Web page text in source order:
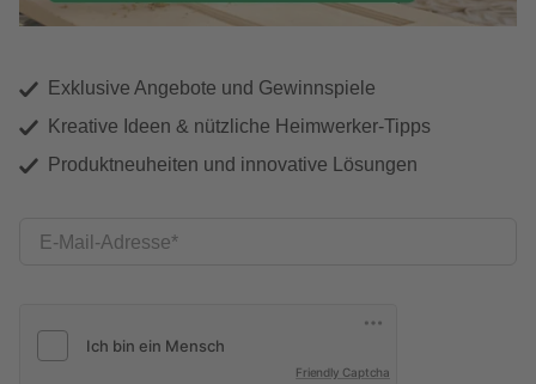
Exklusive Angebote und Gewinnspiele
Kreative Ideen & nützliche Heimwerker-Tipps
Produktneuheiten und innovative Lösungen
E-Mail-Adresse
Friendly Captcha